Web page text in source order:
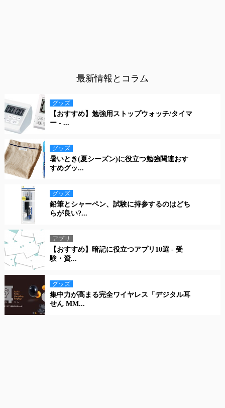
最新情報とコラム
グッズ
【おすすめ】勉強用ストップウォッチ/タイマ
ー - ...
グッズ
暑いとき(夏シーズン)に役立つ勉強関連おす
すめグッ...
グッズ
鉛筆とシャーペン、試験に持参するのはどち
らが良い?...
アプリ
【おすすめ】暗記に役立つアプリ10選 - 受
験・資...
グッズ
集中力が高まる完全ワイヤレス「デジタル耳
せん MM...